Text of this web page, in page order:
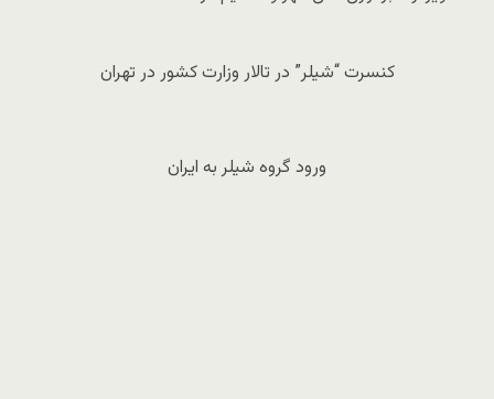
کنسرت “شیلر” در تالار وزارت کشور در تهران
ورود گروه شیلر به ایران